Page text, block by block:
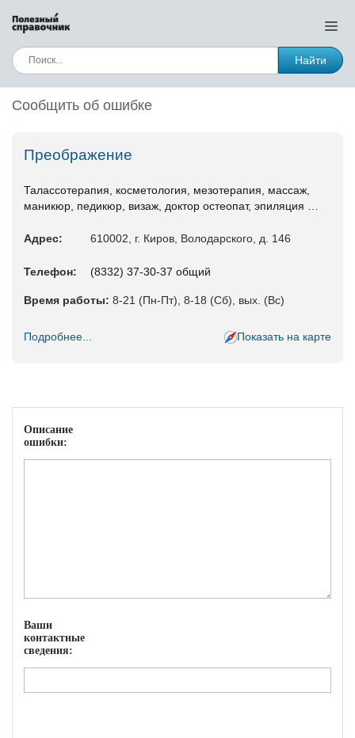
Найти
Сообщить об ошибке
Преображение
Талассотерапия, косметология, мезотерапия, массаж,
маникюр, педикюр, визаж, доктор остеопат, эпиляция …
Адрес: 610002, г. Киров, Володарского, д. 146
Телефон: (8332) 37-30-37 общий
Время работы: 8-21 (Пн-Пт), 8-18 (Сб), вых. (Вс)
Подробнее... Показать на карте
Описание
ошибки:
Ваши
контактные
сведения: